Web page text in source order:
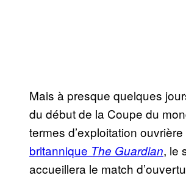
Mais à presque quelques
du début de la Coupe du
termes d’exploitation
britannique The Guardian, le
accueillera le match